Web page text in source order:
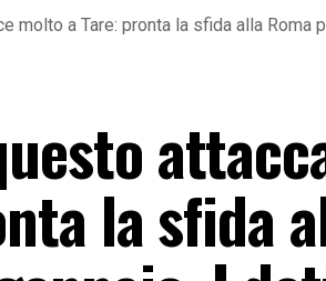
molto a Tare: pronta la sfida alla
la sfida